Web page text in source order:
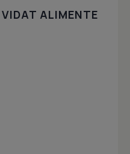
ALIMENTE